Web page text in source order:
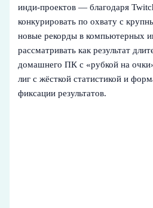
инди‑проектов — благодаря
конкурировать по охвату с
новые рекорды в компьютерных
рассматривать как результат
домашнего ПК с «рубкой на
лиг с жёсткой статистикой и
фиксации результатов.